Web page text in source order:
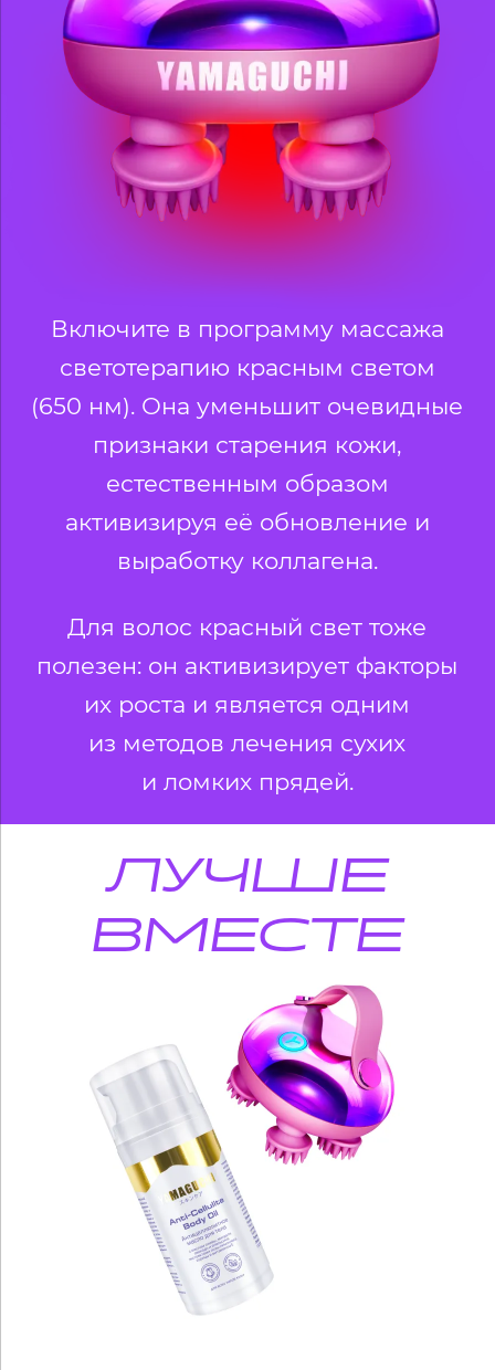
Включите в программу массажа
светотерапию красным светом
(650 нм). Она уменьшит очевидные
признаки старения кожи,
естественным образом
активизируя её обновление и
выработку коллагена.
Для волос красный свет тоже
полезен: он активизирует факторы
их роста и является одним
из методов лечения сухих
и ломких прядей.
ЛУЧШЕ
ВМЕСТЕ